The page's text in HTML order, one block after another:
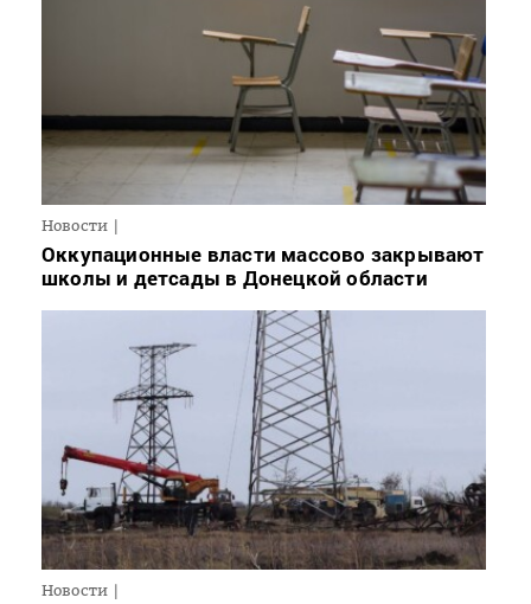
Новости
Оккупационные власти массово закрывают
школы и детсады в Донецкой области
Новости